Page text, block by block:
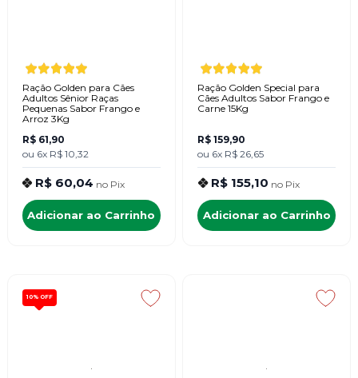
Ração Golden para Cães
Adultos Sênior Raças
Pequenas Sabor Frango e
Arroz 3Kg
R$ 61,90
ou 6x R$ 10,32
R$ 60,04 no Pix
Adicionar ao Carrinho
Ração Golden Special para
Cães Adultos Sabor Frango e
Carne 15Kg
R$ 159,90
ou 6x R$ 26,65
R$ 155,10 no Pix
Adicionar ao Carrinho
10% OFF